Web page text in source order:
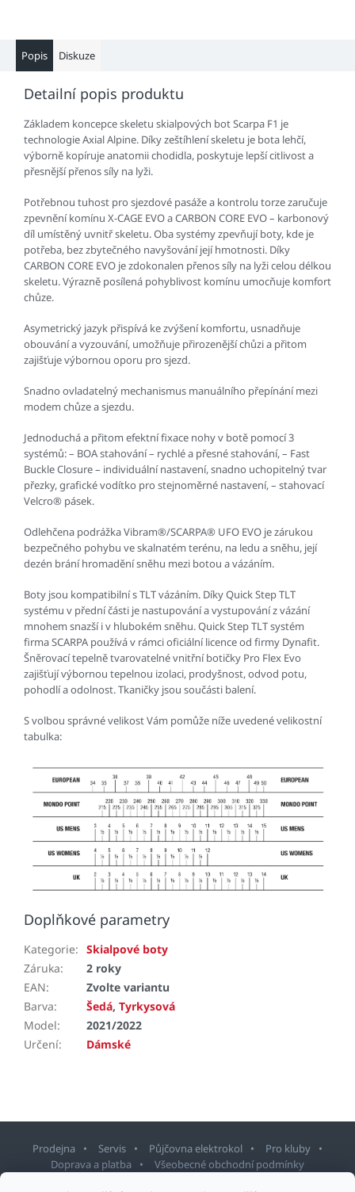
Popis Diskuze
Detailní popis produktu
Základem koncepce skeletu skialpových bot Scarpa F1 je
technologie Axial Alpine. Díky zeštíhlení skeletu je bota lehčí,
výborně kopíruje anatomii chodidla, poskytuje lepší citlivost a
přesnější přenos síly na lyži.
Potřebnou tuhost pro sjezdové pasáže a kontrolu torze zaručuje
zpevnění komínu X-CAGE EVO a CARBON CORE EVO – karbonový
díl umístěný uvnitř skeletu. Oba systémy zpevňují boty, kde je
potřeba, bez zbytečného navyšování její hmotnosti. Díky
CARBON CORE EVO je zdokonalen přenos síly na lyži celou délkou
skeletu. Výrazně posílená pohyblivost komínu umocňuje komfort
chůze.
Asymetrický jazyk přispívá ke zvýšení komfortu, usnadňuje
obouvání a vyzouvání, umožňuje přirozenější chůzi a přitom
zajišťuje výbornou oporu pro sjezd.
Snadno ovladatelný mechanismus manuálního přepínání mezi
modem chůze a sjezdu.
Jednoduchá a přitom efektní fixace nohy v botě pomocí 3
systémů: – BOA stahování – rychlé a přesné stahování, – Fast
Buckle Closure – individuální nastavení, snadno uchopitelný tvar
přezky, grafické vodítko pro stejnoměrné nastavení, – stahovací
Velcro® pásek.
Odlehčena podrážka Vibram®/SCARPA® UFO EVO je zárukou
bezpečného pohybu ve skalnatém terénu, na ledu a sněhu, její
dezén brání hromadění sněhu mezi botou a vázáním.
Boty jsou kompatibilní s TLT vázáním. Díky Quick Step TLT
systému v přední části je nastupování a vystupování z vázání
mnohem snazší i v hlubokém sněhu. Quick Step TLT systém
firma SCARPA používá v rámci oficiální licence od firmy Dynafit.
Šněrovací tepelně tvarovatelné vnitřní botičky Pro Flex Evo
zajišťují výbornou tepelnou izolaci, prodyšnost, odvod potu,
pohodlí a odolnost. Tkaničky jsou součásti balení.
S volbou správné velikost Vám pomůže níže uvedené velikostní
tabulka:
Doplňkové parametry
Kategorie: Skialpové boty
Záruka:
2 roky
EAN:
Zvolte variantu
Barva: Šedá, Tyrkysová
Model:
2021/2022
Určení: Dámské
Prodejna Servis Půjčovna elektrokol
Pro kluby
Doprava a platba
Všeobecné obchodní podmínky